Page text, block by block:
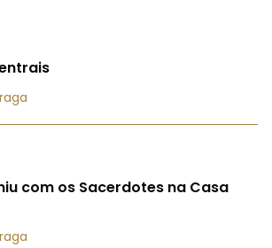
com os Sacerdotes na Casa